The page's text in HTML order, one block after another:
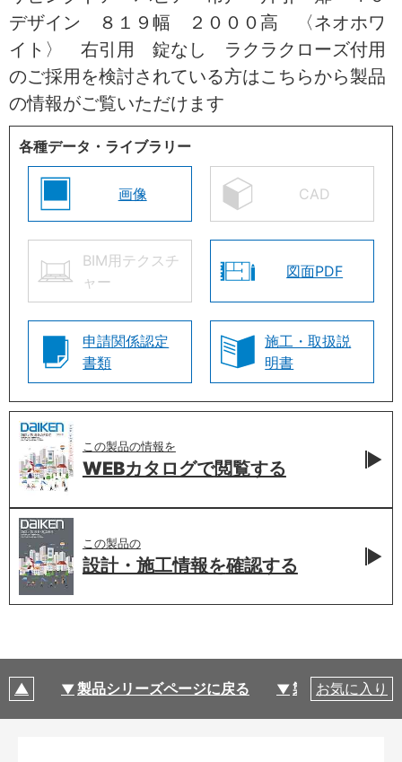
デザイン ８１９幅 ２０００高 〈ネオホワ
イト〉 右引用 錠なし ラクラクローズ付用
のご採用を検討されている方はこちらから製品
の情報がご覧いただけます
各種データ・ライブラリー
画像 CAD
BIM用テクスチ
ャー
図面PDF
申請関係認定
書類
施工・取扱説
明書
この製品の情報を
WEBカタログで閲覧する
この製品の
設計・施工情報を確認する
製品シリーズページに戻る 製品仕様
お気に入り